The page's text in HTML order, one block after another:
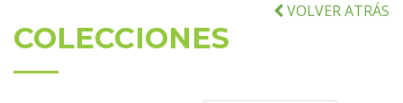
VOLVER ATRÁS
COLECCIONES